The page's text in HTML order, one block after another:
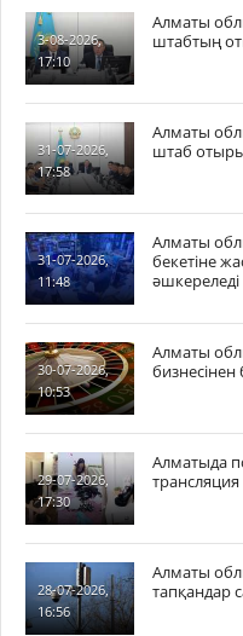
3-08-2026,
17:10
Алматы
штабтың
31-07-2026,
17:58
Алматы
штаб
31-07-2026,
11:48
Алматы
бекетіне
әшкереледі
30-07-2026,
10:53
Алматы
бизнесінен
29-07-2026,
17:30
Алматыда
трансляция
28-07-2026,
16:56
Алматы
тапқандар